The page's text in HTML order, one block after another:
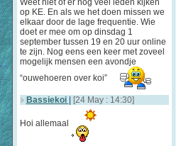
Weet niet of er nog veel leden kijken
op KE. En als we het doen missen we
elkaar door de lage frequentie. Wie
doet er mee om op dinsdag 1
september tussen 19 en 20 uur online
te zijn. Nog eens een keer met zoveel
mogelijk mensen een avondje
“ouwehoeren over koi”
Bassiekoi [24 May : 14:30]
Hoi allemaal